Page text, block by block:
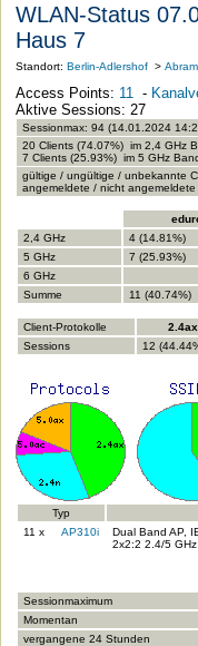
Universität
zu
Berlin
-
Computer-
und
Medienservice
WLAN-Status
Haus 7
Standort: Berlin-Adlershof>
Access Points: 11 -
Aktive Sessions: 27
Sessionmax: 94 (14.01.2024
20 Clients (74.07%) im 2,4 GHz
7 Clients (25.93%) im 5 GHz
gültige / ungültige / unbekannte
angemeldete / nicht
2,4 GHz
4 (14.81%)
5 GHz
7 (25.93%)
6 GHz
Summe
11 (40.74%)
Client-Protokolle 2.4ax
Sessions
12
Typ
11 x
AP310i
Dual Band AP,
2x2:2 2.4/5 GHz
Sessionmaximum
Momentan
vergangene 24 Stunden